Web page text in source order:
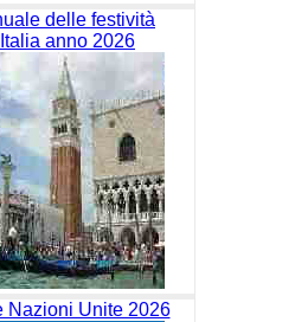
delle festività
anno 2026
Nazioni Unite 2026